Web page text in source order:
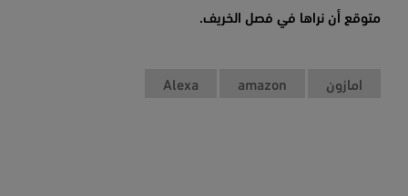
متوقع أن نراها في فصل الخريف.
امازون amazon
Alexa